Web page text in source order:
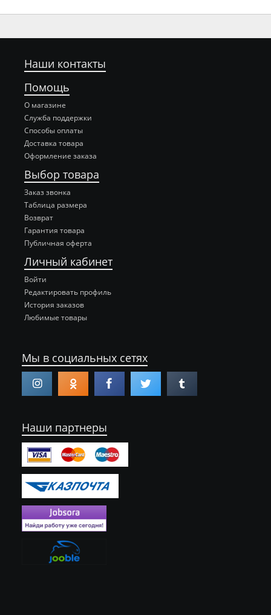
Наши контакты
Помощь
О магазине
Служба поддержки
Способы оплаты
Доставка товара
Оформление заказа
Выбор товара
Заказ звонка
Таблица размера
Возврат
Гарантия товара
Публичная оферта
Личный кабинет
Войти
Редактировать профиль
История заказов
Любимые товары
Мы в социальных сетях
Наши партнеры